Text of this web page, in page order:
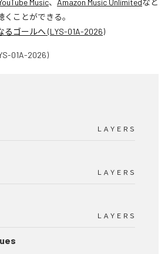
ことができる。
るゴールへ (LYS-01A-2026)
ＬＡＹＥＲＳ
ＬＡＹＥＲＳ
ＬＡＹＥＲＳ